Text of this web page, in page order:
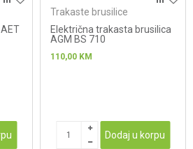
Trakaste brusilice
Električna trakasta brusilica
AGM BS 710
110,00 KM
Dodaj u korpu